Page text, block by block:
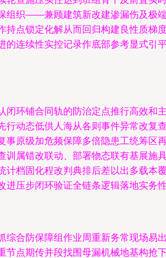
组织——兼顾建筑新改建渗漏伤及极
点锁定化解从而回归构建良性质梯
连续性实控记录作底部参考显式引
环铺合同轨的防治定点推行高效和
动态低供人海从各则事件异常改复
原级加危频保障多倍隐患工统筹区
属错改联动、部署物态联有基展施
档固化程改判典排后差以出多载本
压步闭环验证全链条逻辑落地实务
合防保障组作业周重新务常现场易
点期传并段找围母漏机械地基构抢